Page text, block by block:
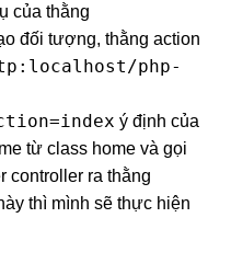
của thằng
đối tượng, thằng action
php-
ý định của
từ class home và gọi
controller ra thằng
thì mình sẽ thực hiện